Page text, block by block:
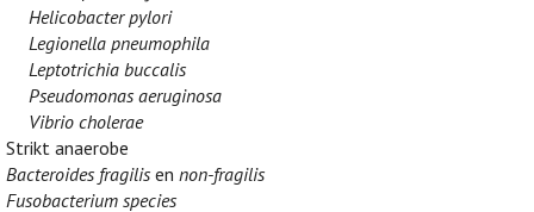
Helicobacter pylori
Legionella pneumophila
Leptotrichia buccalis
Pseudomonas aeruginosa
Vibrio cholerae
Strikt anaerobe
Bacteroides fragilis en non-fragilis
Fusobacterium species